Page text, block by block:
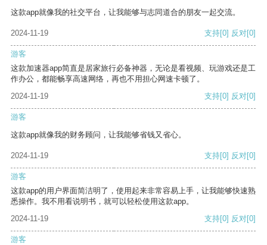
这款app就像我的社交平台，让我能够与志同道合的朋友一起交流。
2024-11-19 支持[0] 反对[0]
游客
这款加速器app简直是居家旅行必备神器，无论是看视频、玩游戏还是工
作办公，都能畅享高速网络，再也不用担心网速卡顿了。
2024-11-19
支持[0] 反对[0]
游客
这款app就像我的财务顾问，让我能够省钱又省心。
2024-11-19 支持[0] 反对[0]
游客
这款app的用户界面简洁明了，使用起来非常容易上手，让我能够快速熟
悉操作。我不用看说明书，就可以轻松使用这款app。
2024-11-19
支持[0] 反对[0]
游客